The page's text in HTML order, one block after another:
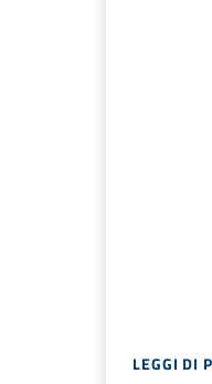
LEGGI DI